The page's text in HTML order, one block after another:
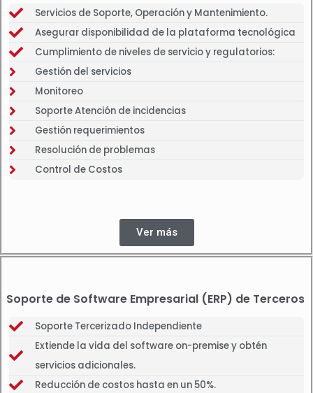
Servicios de Soporte, Operación y Mantenimiento.
Asegurar disponibilidad de la plataforma tecnológica
Cumplimiento de niveles de servicio y regulatorios:
Gestión del servicios
Monitoreo
Soporte Atención de incidencias
Gestión requerimientos
Resolución de problemas
Control de Costos
Ver más
Soporte de Software Empresarial (ERP) de Terceros
Soporte Tercerizado Independiente
Extiende la vida del software on-premise y obtén
servicios adicionales.
Reducción de costos hasta en un 50%.